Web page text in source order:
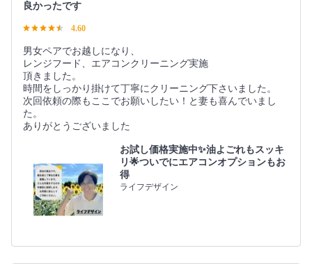
良かったです
4.60
男女ペアでお越しになり、
レンジフード、エアコンクリーニング実施
頂きました。
時間をしっかり掛けて丁寧にクリーニング下さいました。
次回依頼の際もここでお願いしたい！と妻も喜んでいまし
た。
ありがとうございました
お試し価格実施中✨油よごれもスッキ
リ🌟ついでにエアコンオプションもお
得
ライフデザイン